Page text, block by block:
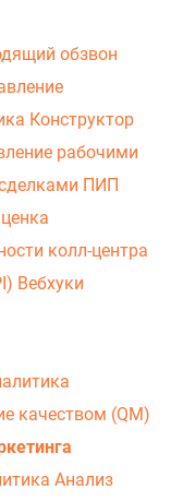
обзвон
Конструктор
рабочими
ПИП
колл-центра
Вебхуки
качеством (QM)
Анализ